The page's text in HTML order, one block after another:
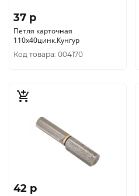
37 p
Петля карточная
110х40цинк.Кунгур
Код товара: 004170
42 p